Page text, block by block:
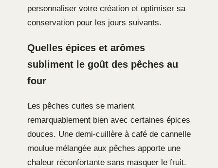
personnaliser votre création et optimiser sa
conservation pour les jours suivants.
Quelles épices et arômes
subliment le goût des pêches au
four
Les pêches cuites se marient
remarquablement bien avec certaines épices
douces. Une demi-cuillère à café de cannelle
moulue mélangée aux pêches apporte une
chaleur réconfortante sans masquer le fruit.